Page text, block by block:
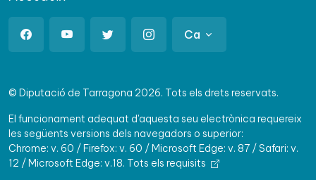
Ca
© Diputació de Tarragona 2026. Tots els drets reservats.
El funcionament adequat d'aquesta seu electrònica requereix
les següents versions dels navegadors o superior:
Chrome: v. 60 / Firefox: v. 60 / Microsoft Edge: v. 87 / Safari: v.
12 / Microsoft Edge: v.18. Tots els requisits